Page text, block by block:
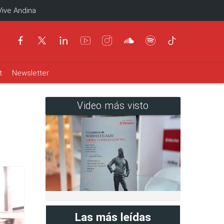
Andina
Newsletter
Video más visto
Las más leídas